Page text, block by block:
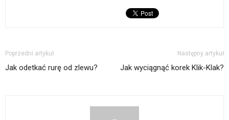
Poprzedni artykuł
Jak odetkać rurę od zlewu?
Następny artykuł
Jak wyciągnąć korek Klik-Klak?